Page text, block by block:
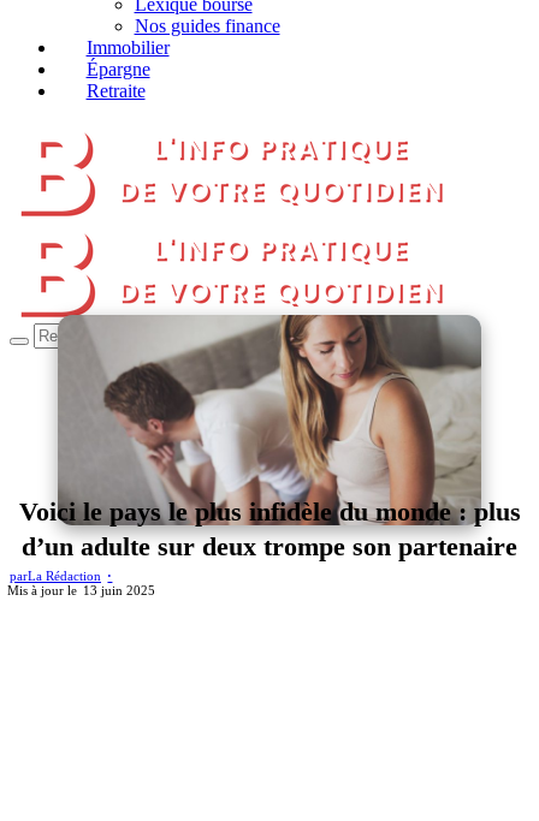
Lexique bourse
Nos guides finance
Immobilier
Épargne
Retraite
Voici le pays le plus infidèle du monde : plus
d’un adulte sur deux trompe son partenaire
parLa Rédaction
13 juin 2025